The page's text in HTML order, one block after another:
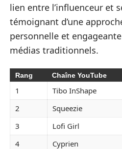
lien entre l’influenceur et
témoignant d’une
personnelle et
médias traditionnels.
Rang Chaîne YouTube
1 Tibo InShape
2
Squeezie
3
Lofi Girl
4
Cyprien